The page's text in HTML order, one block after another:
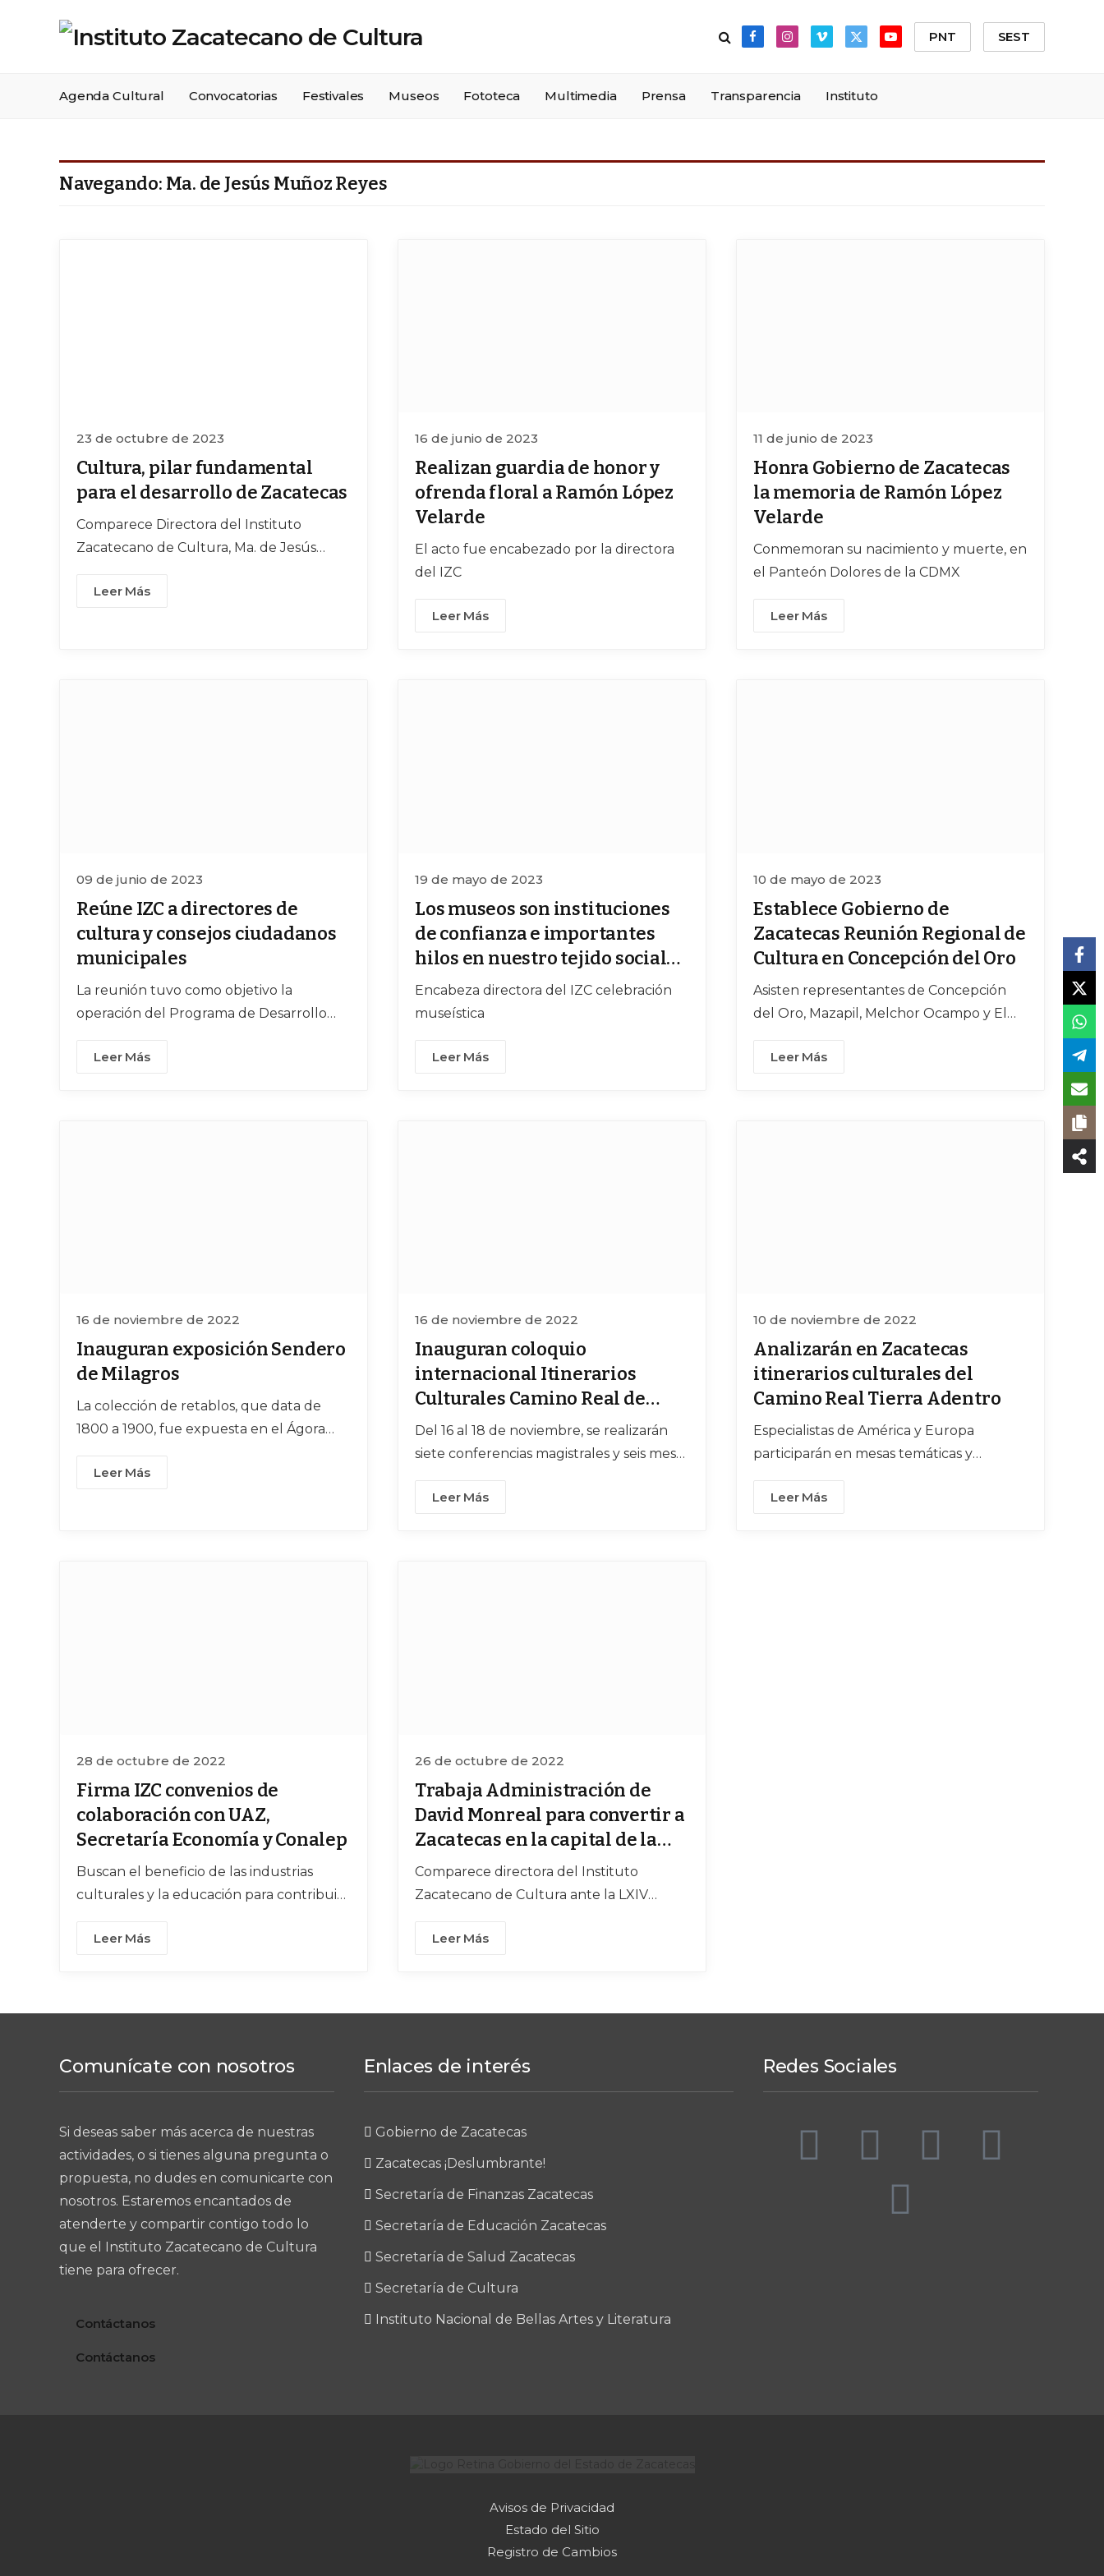
FacebookInstagram
VimeoX
YouTubePNT SEST
Agenda Cultural Convocatorias Festivales Museos Fototeca Multimedia Prensa Transparencia Instituto
Navegando: Ma. de Jesús Muñoz Reyes
23 de octubre de 2023
Cultura, pilar fundamental
para el desarrollo de Zacatecas
Comparece Directora del Instituto
Zacatecano de Cultura, Ma. de Jesús
Legislatura del Estado
Leer Más
16 de junio de 2023
Realizan guardia de honor y
ofrenda floral a Ramón López
Velarde
El acto fue encabezado por la directora
del IZC
Leer Más
11 de junio de 2023
Honra Gobierno de Zacatecas
la memoria de Ramón López
Velarde
Conmemoran su nacimiento y muerte, en
el Panteón Dolores de la CDMX
Leer Más
09 de junio de 2023
Reúne IZC a directores de
cultura y consejos ciudadanos
municipales
La reunión tuvo como objetivo la
operación del Programa de Desarrollo
Leer Más
19 de mayo de 2023
Los museos son instituciones
de confianza e importantes
hilos en nuestro tejido social
compartido: Muñoz Reyes
Encabeza directora del IZC celebración
museística
Leer Más
10 de mayo de 2023
Establece Gobierno de
Zacatecas Reunión Regional de
Cultura en Concepción del Oro
Asisten representantes de Concepción
del Oro, Mazapil, Melchor Ocampo y El
Leer Más
16 de noviembre de 2022
Inauguran exposición Sendero
de Milagros
La colección de retablos, que data de
1800 a 1900, fue expuesta en el Ágora
Leer Más
16 de noviembre de 2022
Inauguran coloquio
internacional Itinerarios
Culturales Camino Real de
Tierra Adentro
Del 16 al 18 de noviembre, se realizarán
siete conferencias magistrales y seis mesas
Leer Más
10 de noviembre de 2022
Analizarán en Zacatecas
itinerarios culturales del
Camino Real Tierra Adentro
Especialistas de América y Europa
participarán en mesas temáticas y
Leer Más
28 de octubre de 2022
Firma IZC convenios de
colaboración con UAZ,
Secretaría Economía y Conalep
Buscan el beneficio de las industrias
culturales y la educación para contribuir
recuperar la paz y generar bienestar
Leer Más
26 de octubre de 2022
Trabaja Administración de
David Monreal para convertir a
Zacatecas en la capital de la
cultura nacional e
internacional
Comparece directora del Instituto
Zacatecano de Cultura ante la LXIV
Leer Más
Comunícate con nosotros
Si deseas saber más acerca de nuestras
actividades, o si tienes alguna pregunta o
propuesta, no dudes en comunicarte con
nosotros. Estaremos encantados de
atenderte y compartir contigo todo lo
que el Instituto Zacatecano de Cultura
tiene para ofrecer.
Contáctanos
Contáctanos
Enlaces de interés
Gobierno de Zacatecas
Zacatecas ¡Deslumbrante!
Secretaría de Finanzas Zacatecas
Secretaría de Educación Zacatecas
Secretaría de Salud Zacatecas
Secretaría de Cultura
Instituto Nacional de Bellas Artes y Literatura
Redes Sociales
Avisos de Privacidad
Estado del Sitio
Registro de Cambios